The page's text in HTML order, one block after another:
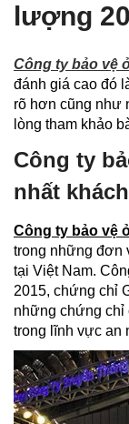
lượng
Công ty bảo vệ
đánh giá cao đó
rõ hơn cũng như
lòng tham khảo
Công ty
nhất
Công ty bảo vệ
trong những đơn
tại Việt Nam.
2015, chứng chỉ
những chứng chỉ
trong lĩnh vực an